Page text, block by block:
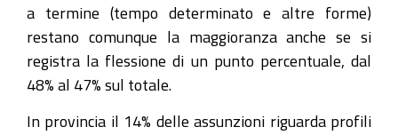
a termine (tempo determinato e altre forme)
restano comunque la maggioranza anche se si
registra la flessione di un punto percentuale, dal
48% al 47% sul totale.
In provincia il 14% delle assunzioni riguarda profili